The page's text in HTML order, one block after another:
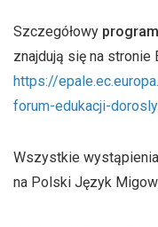
Szczegółowy
znajdują się na stronie
https://
forum-edukacji-
Wszystkie
na Polski Język